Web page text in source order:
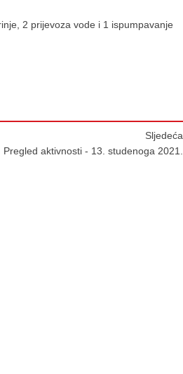
2 prijevoza vode i 1 ispumpavanje
Sljedeća
Pregled aktivnosti - 13. studenoga 2021.